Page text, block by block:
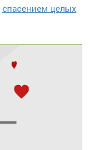
спасением целых